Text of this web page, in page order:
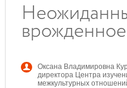
Оксана Владимировна
директора Центра
межкультурных